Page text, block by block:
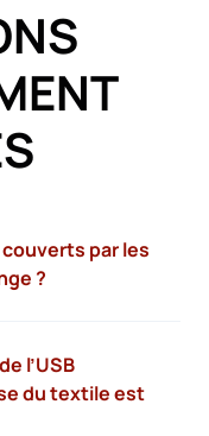
par les
?
l’USB
du textile est